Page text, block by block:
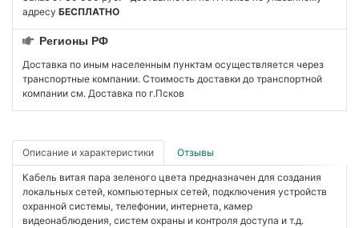
адресу БЕСПЛАТНО
Регионы РФ
Доставка по иным населенным пунктам осуществляется через
транспортные компании. Стоимость доставки до транспортной
компании см. Доставка по г.Псков
Описание и характеристики Отзывы
Кабель витая пара зеленого цвета предназначен для создания
локальных сетей, компьютерных сетей, подключения устройств
охранной системы, телефонии, интернета, камер
видеонаблюдения, систем охраны и контроля доступа и т.д.